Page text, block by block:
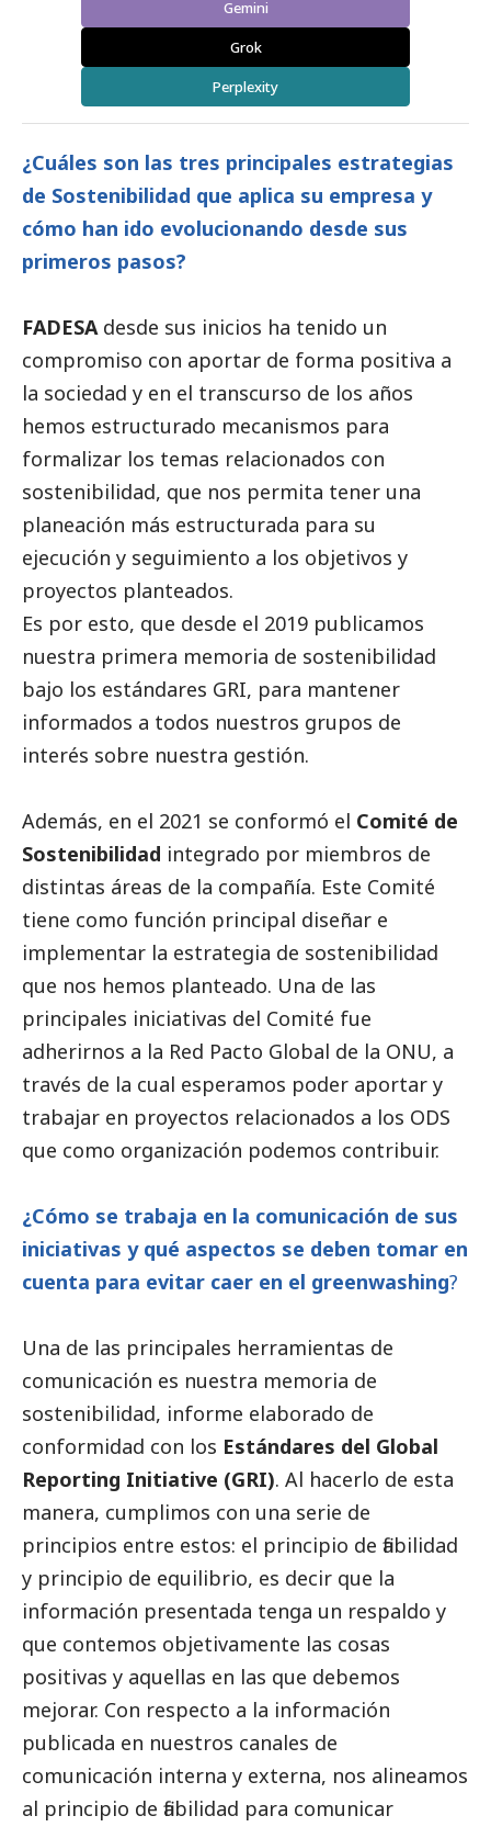
Gemini
Grok
Perplexity
¿Cuáles son las tres principales estrategias
de Sostenibilidad que aplica su empresa y
cómo han ido evolucionando desde sus
primeros pasos?
FADESAdesde sus inicios ha tenido un
compromiso con aportar de forma positiva a
la sociedad y en el transcurso de los años
hemos estructurado mecanismos para
formalizar los temas relacionados con
sostenibilidad, que nos permita tener una
planeación más estructurada para su
ejecución y seguimiento a los objetivos y
proyectos planteados.
Es por esto, que desde el 2019 publicamos
nuestra primera memoria de sostenibilidad
bajo los estándares GRI, para mantener
informados a todos nuestros grupos de
interés sobre nuestra gestión.
Además, en el 2021 se conformó el Comité de
Sostenibilidad integrado por miembros de
distintas áreas de la compañía. Este Comité
tiene como función principal diseñar e
implementar la estrategia de sostenibilidad
que nos hemos planteado. Una de las
principales iniciativas del Comité fue
adherirnos a la Red Pacto Global de la ONU, a
través de la cual esperamos poder aportar y
trabajar en proyectos relacionados a los ODS
que como organización podemos contribuir.
¿Cómo se trabaja en la comunicación de sus
iniciativas y qué aspectos se deben tomar en
cuenta para evitar caer en el greenwashing?
Una de las principales herramientas de
comunicación es nuestra memoria de
sostenibilidad, informe elaborado de
conformidad con los Estándares del Global
Reporting Initiative (GRI). Al hacerlo de esta
manera, cumplimos con una serie de
principios entre estos: el principio de fiabilidad
y principio de equilibrio, es decir que la
información presentada tenga un respaldo y
que contemos objetivamente las cosas
positivas y aquellas en las que debemos
mejorar. Con respecto a la información
publicada en nuestros canales de
comunicación interna y externa, nos alineamos
al principio de fiabilidad para comunicar